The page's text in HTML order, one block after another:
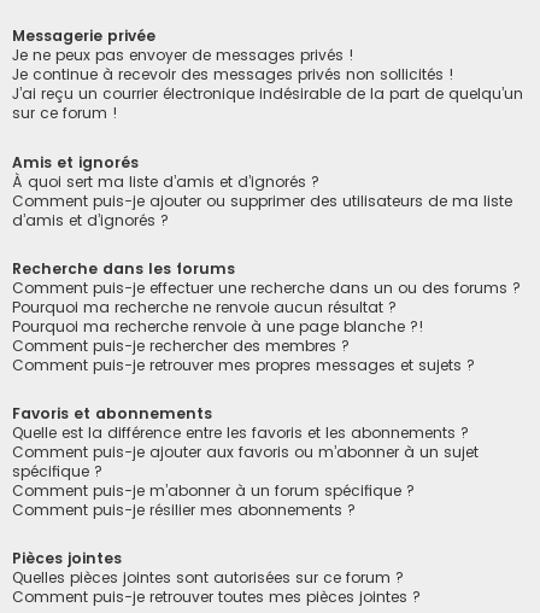
Messagerie privée
Je ne peux pas envoyer de messages privés !
Je continue à recevoir des messages privés non sollicités !
J’ai reçu un courrier électronique indésirable de la part de quelqu’un
sur ce forum !
Amis et ignorés
À quoi sert ma liste d’amis et d’ignorés ?
Comment puis-je ajouter ou supprimer des utilisateurs de ma liste
d’amis et d’ignorés ?
Recherche dans les forums
Comment puis-je effectuer une recherche dans un ou des forums ?
Pourquoi ma recherche ne renvoie aucun résultat ?
Pourquoi ma recherche renvoie à une page blanche ?!
Comment puis-je rechercher des membres ?
Comment puis-je retrouver mes propres messages et sujets ?
Favoris et abonnements
Quelle est la différence entre les favoris et les abonnements ?
Comment puis-je ajouter aux favoris ou m’abonner à un sujet
spécifique ?
Comment puis-je m’abonner à un forum spécifique ?
Comment puis-je résilier mes abonnements ?
Pièces jointes
Quelles pièces jointes sont autorisées sur ce forum ?
Comment puis-je retrouver toutes mes pièces jointes ?